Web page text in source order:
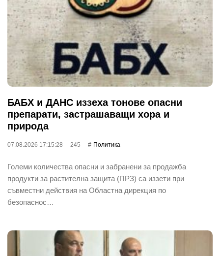
БАБХ и ДАНС иззеха тонове опасни
препарати, застрашаващи хора и
природа
07.08.2026 17:15:28 245 Политика
Големи количества опасни и забранени за продажба
продукти за растителна защита (ПРЗ) са иззети при
съвместни действия на Областна дирекция по
безопаснос…